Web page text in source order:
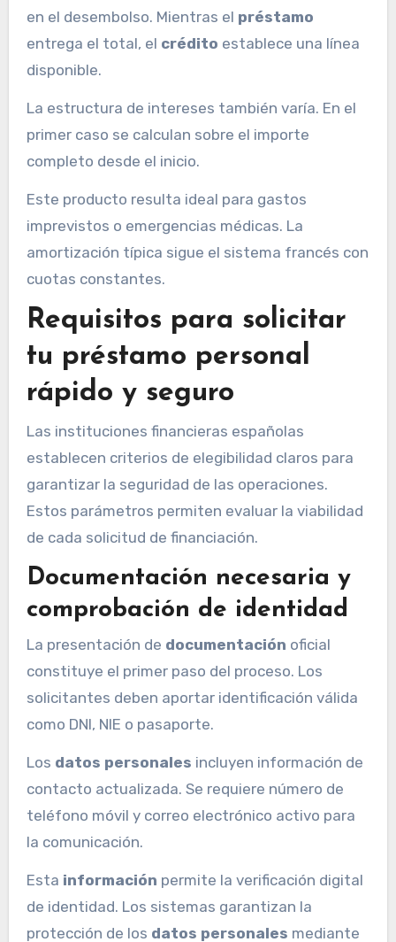
en el desembolso. Mientras el préstamo
entrega el total, el crédito establece una línea
disponible.
La estructura de intereses también varía. En el
primer caso se calculan sobre el importe
completo desde el inicio.
Este producto resulta ideal para gastos
imprevistos o emergencias médicas. La
amortización típica sigue el sistema francés con
cuotas constantes.
Requisitos para solicitar
tu préstamo personal
rápido y seguro
Las instituciones financieras españolas
establecen criterios de elegibilidad claros para
garantizar la seguridad de las operaciones.
Estos parámetros permiten evaluar la viabilidad
de cada solicitud de financiación.
Documentación necesaria y
comprobación de identidad
La presentación de documentación oficial
constituye el primer paso del proceso. Los
solicitantes deben aportar identificación válida
como DNI, NIE o pasaporte.
Los datos personales incluyen información de
contacto actualizada. Se requiere número de
teléfono móvil y correo electrónico activo para
la comunicación.
Esta información permite la verificación digital
de identidad. Los sistemas garantizan la
protección de los datos personales mediante